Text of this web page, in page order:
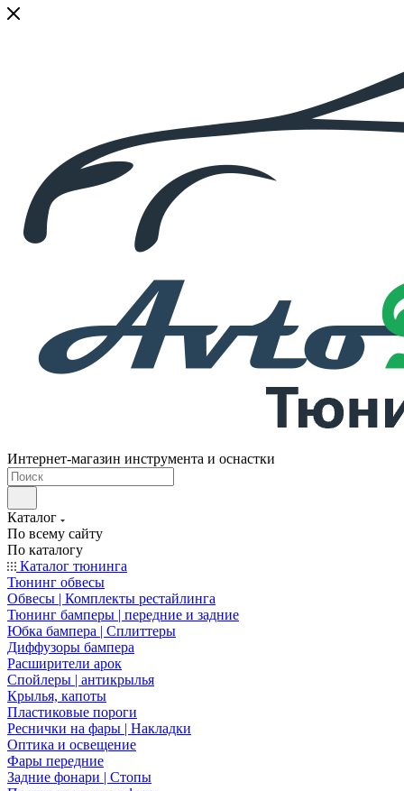
Интернет-магазин инструмента и оснастки
Каталог
По всему сайту
По каталогу
Каталог тюнинга
Тюнинг обвесы
Обвесы | Комплекты рестайлинга
Тюнинг бамперы | передние и задние
Юбка бампера | Сплиттеры
Диффузоры бампера
Расширители арок
Спойлеры | антикрылья
Крылья, капоты
Пластиковые пороги
Реснички на фары | Накладки
Оптика и освещение
Фары передние
Задние фонари | Стопы